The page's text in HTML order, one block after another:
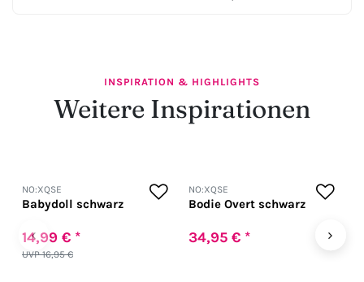
INSPIRATION & HIGHLIGHTS
Weitere Inspirationen
‹
NO:XQSE
Babydoll schwarz
UVP 16,95 €
14,99 € *
NO:XQSE
Bodie Overt schwarz
34,95 € * ›